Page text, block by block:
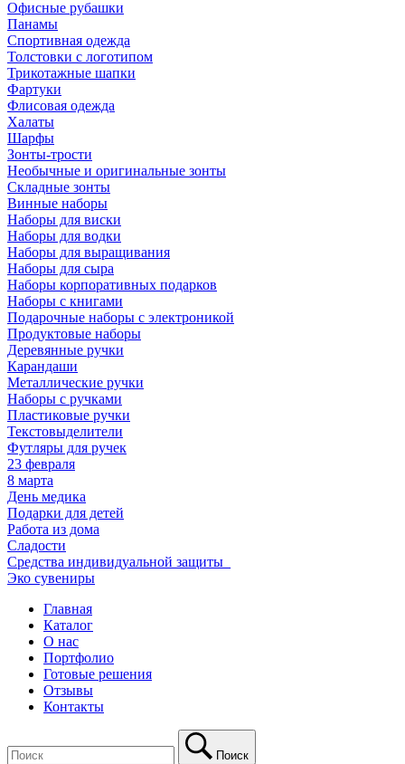
Офисные рубашки
Панамы
Спортивная одежда
Толстовки с логотипом
Трикотажные шапки
Фартуки
Флисовая одежда
Халаты
Шарфы
Зонты-трости
Необычные и оригинальные зонты
Складные зонты
Винные наборы
Наборы для виски
Наборы для водки
Наборы для выращивания
Наборы для сыра
Наборы корпоративных подарков
Наборы с книгами
Подарочные наборы с электроникой
Продуктовые наборы
Деревянные ручки
Карандаши
Металлические ручки
Наборы с ручками
Пластиковые ручки
Текстовыделители
Футляры для ручек
23 февраля
8 марта
День медика
Подарки для детей
Работа из дома
Сладости
Средства индивидуальной защиты_
Эко сувениры
Главная
Каталог
О нас
Портфолио
Готовые решения
Отзывы
Контакты
Поиск